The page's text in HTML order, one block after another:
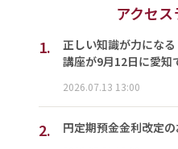
アクセ
1.
正しい知識が力にな
講座が9月12日に愛知
2026.07.13 13:00
2. 円定期預金金利改定